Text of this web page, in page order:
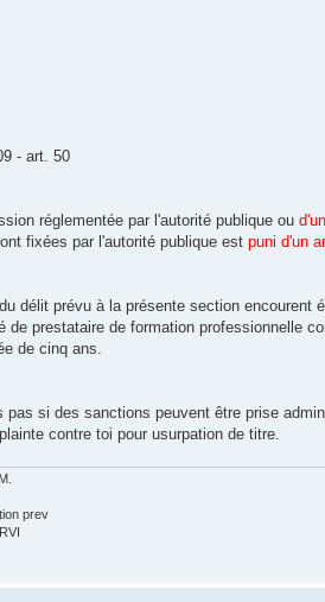
- art. 50
réglementée par l'autorité publique ou
fixées par l'autorité publique est puni d'un
délit prévu à la présente section encourent
prestataire de formation professionnelle
de cinq ans.
si des sanctions peuvent être prise
contre toi pour usurpation de titre.
prev